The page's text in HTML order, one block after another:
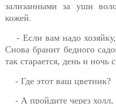
зализанными за уши
кожей.
- Если вам надо
Снова бранит бедного
так старается, день и ночь
- Где этот ваш цветник?
- А пройдите через холл,